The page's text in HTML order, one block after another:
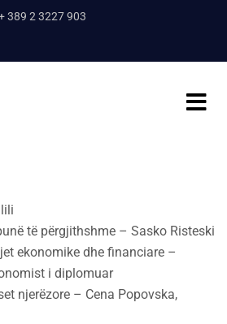
389 2 3227 903
të përgjithshme – Sasko Risteski
ekonomike dhe financiare –
i diplomuar
njerëzore – Cena Popovska,